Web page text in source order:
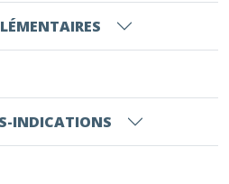
INDICATIONS